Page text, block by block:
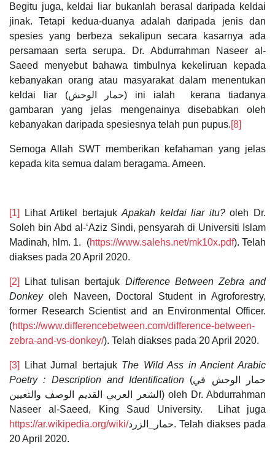
Begitu juga, keldai liar bukanlah berasal daripada keldai
jinak. Tetapi kedua-duanya adalah daripada jenis dan
spesies yang berbeza sekalipun secara kasarnya ada
persamaan serta serupa. Dr. Abdurrahman Naseer al-
Saeed menyebut bahawa timbulnya kekeliruan kepada
kebanyakan orang atau masyarakat dalam menentukan
keldai liar (حمار الوحش) ini ialah kerana tiadanya
gambaran yang jelas mengenainya disebabkan oleh
kebanyakan daripada spesiesnya telah pun pupus.[8]
Semoga Allah SWT memberikan kefahaman yang jelas
kepada kita semua dalam beragama. Ameen.
[1] Lihat Artikel bertajukApakah keldai liar itu?oleh Dr.
Soleh bin Abd al-‘Aziz Sindi, pensyarah di Universiti Islam
Madinah, hlm. 1. (https://www.salehs.net/mk10x.pdf). Telah
diakses pada 20 April 2020.
[2] Lihat tulisan bertajuk Difference Between Zebra and
Donkeyoleh Naveen, Doctoral Student in Agroforestry,
former Research Scientist and an Environmental Officer.
(https://www.differencebetween.com/difference-between-
zebra-and-vs-donkey/). Telah diakses pada 20 April 2020.
[3] Lihat Jurnal bertajuk The Wild Ass in Ancient Arabic
Poetry : Description and Identification (حمار الوحش في
الشعر العربي القديم الوصف والتعيين) oleh Dr. Abdurrahman
Naseer al-Saeed, King Saud University. Lihat juga
https://ar.wikipedia.org/wiki/حمار_الزرد. Telah diakses pada
20 April 2020.